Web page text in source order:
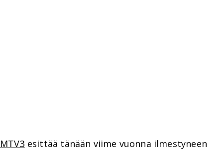
MTV3 esittää tänään viime vuonna ilmestyneen